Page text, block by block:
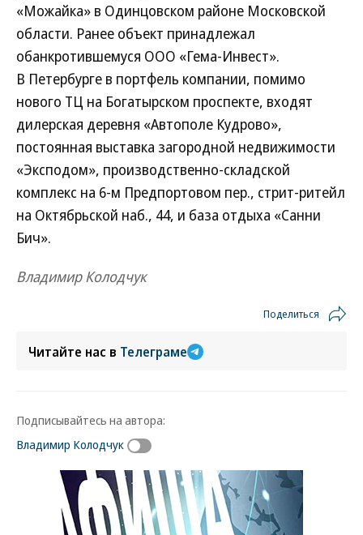
«Можайка» в Одинцовском районе Московской
области. Ранее объект принадлежал
обанкротившемуся ООО «Гема-Инвест».
В Петербурге в портфель компании, помимо
нового ТЦ на Богатырском проспекте, входят
дилерская деревня «Автополе Кудрово»,
постоянная выставка загородной недвижимости
«Эксподом», производственно-складской
комплекс на 6-м Предпортовом пер., стрит-ритейл
на Октябрьской наб., 44, и база отдыха «Санни
Бич».
Владимир Колодчук
Поделиться
Читайте нас в Телеграме
Подписывайтесь на автора:
Владимир Колодчук